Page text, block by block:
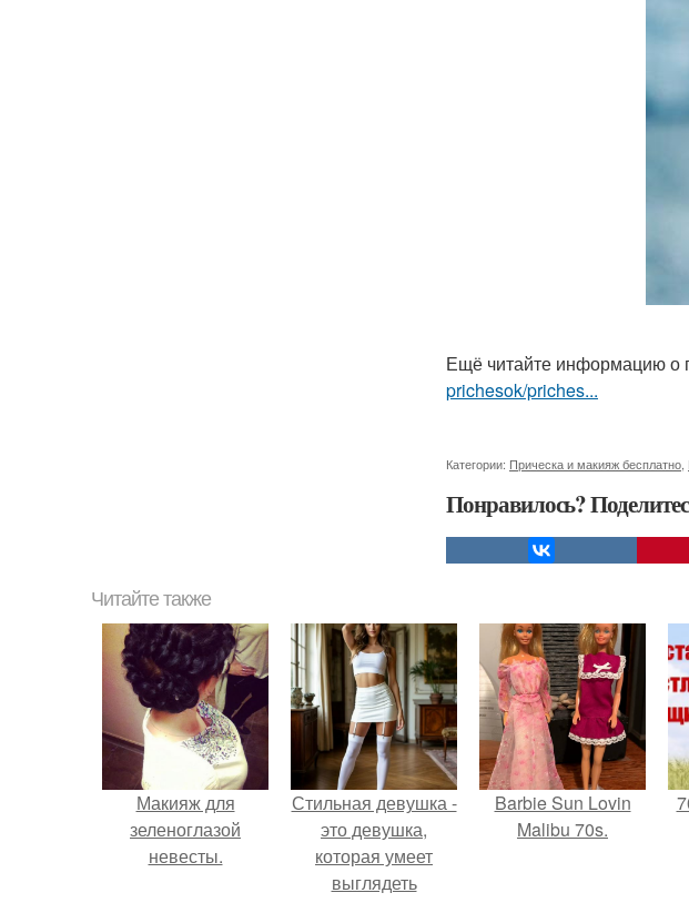
Ещё читайте информацию о
prichesok/priches...
Категории: Прическа и макияж бесплатно
Понравилось?
Читайте также
Макияж для
зеленоглазой
невесты.
Стильная девушка -
это девушка,
которая умеет
выглядеть
Barbie Sun Lovin
Malibu 70s.